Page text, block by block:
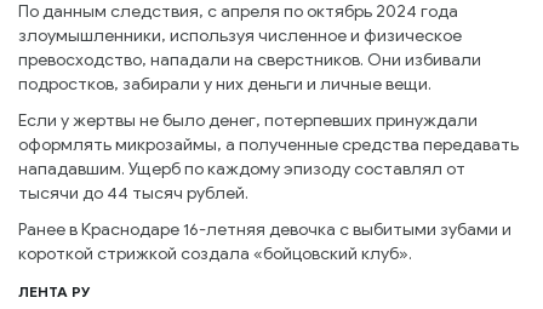
По данным следствия, с апреля по октябрь 2024 года
злоумышленники, используя численное и физическое
превосходство, нападали на сверстников. Они избивали
подростков, забирали у них деньги и личные вещи.
Если у жертвы не было денег, потерпевших принуждали
оформлять микрозаймы, а полученные средства передавать
нападавшим. Ущерб по каждому эпизоду составлял от
тысячи до 44 тысяч рублей.
Ранее в Краснодаре 16-летняя девочка с выбитыми зубами и
короткой стрижкой создала «бойцовский клуб».
ЛЕНТА РУ